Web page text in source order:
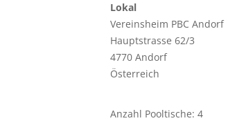
Lokal
Vereinsheim PBC Andorf
Hauptstrasse 62/3
4770 Andorf
Österreich
Anzahl Pooltische: 4